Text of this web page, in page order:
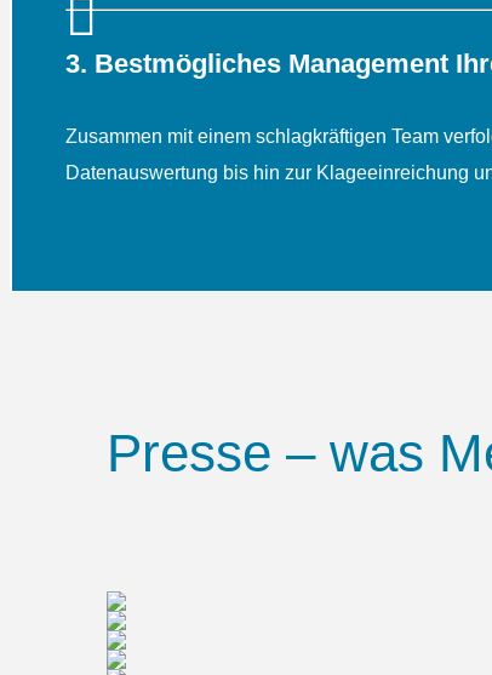
3. Bestmögliches Management
Zusammen mit einem schlagkräftigen Team
Daten­aus­wertung bis hin zur Klage­einreichung
Presse – was